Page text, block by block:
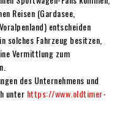
Reisen (Gardasee,
entscheiden
solches Fahrzeug besitzen,
Vermittlung zum
des Unternehmens und
unter https://www.oldtimer-